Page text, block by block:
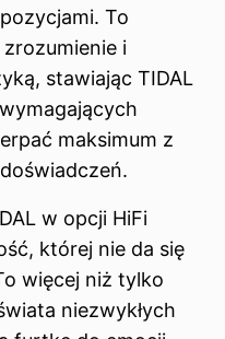
To
zrozumienie i
stawiając TIDAL
maksimum z
w opcji HiFi
której nie da się
więcej niż tylko
niezwykłych